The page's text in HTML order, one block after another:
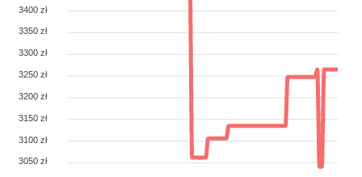
3400 zł
3350 zł
3300 zł
3250 zł
3200 zł
3150 zł
3100 zł
3050 zł